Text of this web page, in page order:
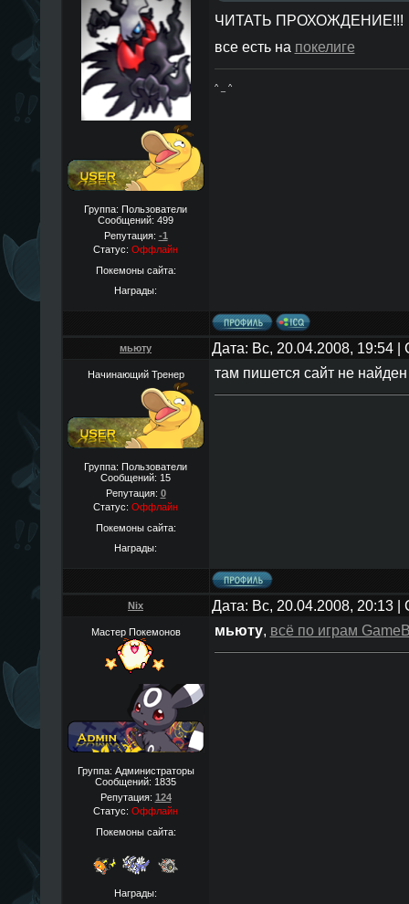
Группа: Пользователи
Сообщений: 499
Репутация: -1
Статус: Оффлайн
Покемоны сайта:
Награды:
ЧИТАТЬ ПРОХОЖДЕНИЕ!!!
все есть на покелиге
^ _ ^
мьюту Дата: Вс, 20.04.2008, 19:54
Начинающий Тренер
Группа: Пользователи
Сообщений: 15
Репутация: 0
Статус: Оффлайн
Покемоны сайта:
Награды:
там пишется сайт не найден
Nix Дата: Вс, 20.04.2008, 20:13
Мастер Покемонов
Группа: Администраторы
Сообщений: 1835
Репутация: 124
Статус: Оффлайн
Покемоны сайта:
Награды:
мьюту, всё по играм